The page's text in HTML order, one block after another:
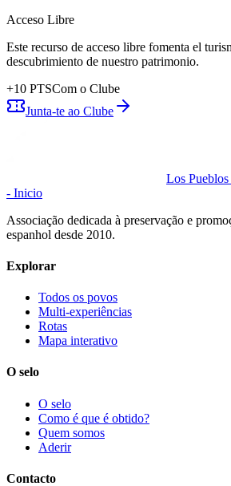
Acceso Libre
Este recurso de acceso libre fomenta el
descubrimiento de nuestro patrimonio.
+10 PTSCom o Clube
Junta-te ao Clube
Los
- Inicio
Associação dedicada à preservação e
espanhol desde 2010.
Explorar
Todos os povos
Multi-experiências
Rotas
Mapa interativo
O selo
O selo
Como é que é obtido?
Quem somos
Aderir
Contacto